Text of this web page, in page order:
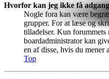
Hvorfor kan jeg ikke få
Nogle fora kan være
grupper. For at læse og
tilladelser. Kun forummets
boardadministrator kan
en af disse, hvis du mener
Top